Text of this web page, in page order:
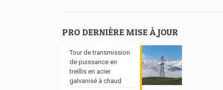
PRO DERNIÈRE MISE À JOUR
Tour de transmission
de puissance en
treillis en acier
galvanisé à chaud